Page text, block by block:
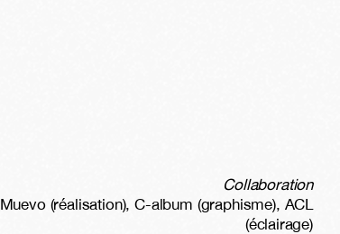
Collaboration
Muevo (réalisation), C-album (graphisme), ACL
(éclairage)